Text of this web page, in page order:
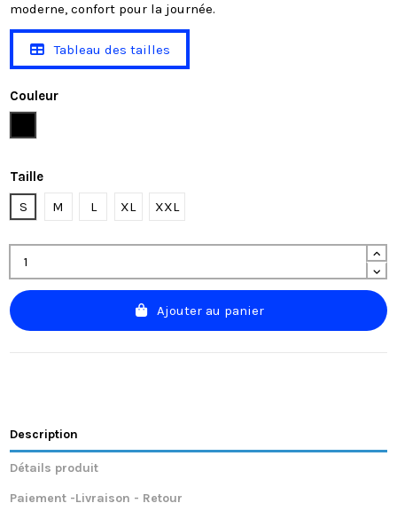
moderne, confort pour la journée.
Tableau des tailles
Couleur
Taille
S
M L XL XXL
Ajouter au panier
Description
Détails produit
Paiement -Livraison - Retour